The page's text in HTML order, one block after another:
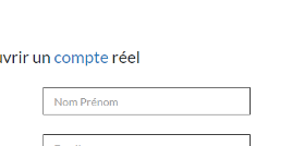
concurrence
Plateforme ultra
sécurisée et
régulée